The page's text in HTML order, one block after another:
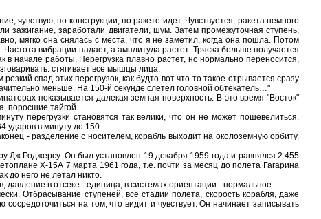
по конструкции, по ракете идет. Чувствуется, ракета немного
зажигание, заработали двигатели, шум. Затем промежуточная ступень,
мягко она снялась с места, что я не заметил, когда она пошла. Потом
вибрации падает, а амплитуда растет. Тряска больше получается
начале работы. Перегрузка плавно растет, но нормально переносится,
стягивает все мышцы лица.
спад этих перегрузок, как будто вот что-то такое отрывается сразу
меньше. На 150-й секунде слетел головной обтекатель…"
показывается далекая земная поверхность. В это время "Восток"
поросшие тайгой.
перегрузки становятся так велики, что он не может пошевелиться.
ударов в минуту до 150.
- разделение с носителем, корабль выходит на околоземную орбиту.
Он был установлен 19 декабря 1959 года и равнялся 2.455
Х-15А 7 марта 1961 года, т.е. почти за месяц до полета Гагарина
до него не летал никто.
в отсеке - единица, в системах ориентации - нормальное.
Отбрасывание ступеней, все стадии полета, скорость корабля, даже
на том, что видит и чувствует. Он начинает записывать